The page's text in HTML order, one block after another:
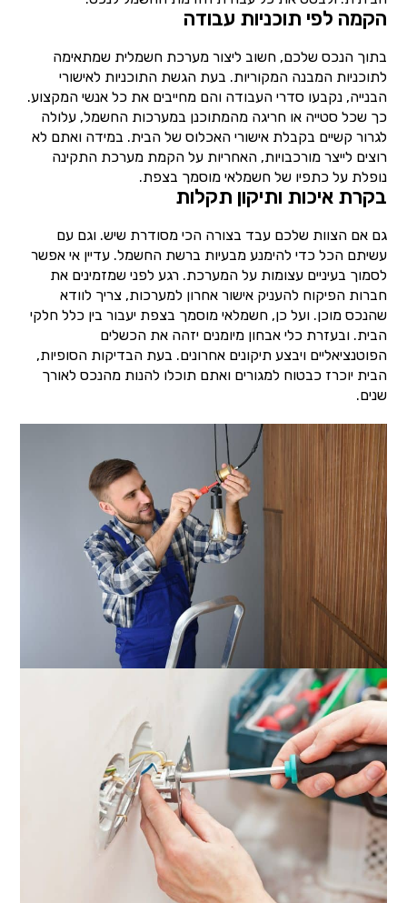
הקמה לפי תוכניות עבודה
בתוך הנכס שלכם, חשוב ליצור מערכת חשמלית שמתאימה
לתוכניות המבנה המקוריות. בעת הגשת התוכניות לאישורי
הבנייה, נקבעו סדרי העבודה והם מחייבים את כל אנשי המקצוע.
כך שכל סטייה או חריגה מהמתוכנן במערכות החשמל, עלולה
לגרור קשיים בקבלת אישורי האכלוס של הבית. במידה ואתם לא
רוצים לייצר מורכבויות, האחריות על הקמת מערכת התקינה
נופלת על כתפיו של חשמלאי מוסמך בצפת.
בקרת איכות ותיקון תקלות
גם אם הצוות שלכם עבד בצורה הכי מסודרת שיש. וגם עם
עשיתם הכל כדי להימנע מבעיות ברשת החשמל. עדיין אי אפשר
לסמוך בעיניים עצומות על המערכת. רגע לפני שמזמינים את
חברות הפיקוח להעניק אישור אחרון למערכות, צריך לוודא
שהנכס מוכן. ועל כן, חשמלאי מוסמך בצפת יעבור בין כלל חלקי
הבית. ובעזרת כלי אבחון מיומנים יזהה את הכשלים
הפוטנציאליים ויבצע תיקונים אחרונים. בעת הבדיקות הסופיות,
הבית יוכרז כבטוח למגורים ואתם תוכלו להנות מהנכס לאורך
שנים.